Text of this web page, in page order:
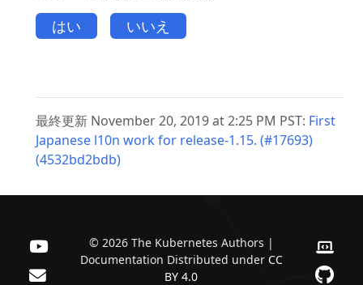
はい いいえ
最終更新 November 20, 2019 at 2:25 PM PST: First
Japanese l10n work for release-1.15. (#17693)
(4532bd2bdb)
© 2026 The Kubernetes Authors |
Documentation Distributed under CC
BY 4.0